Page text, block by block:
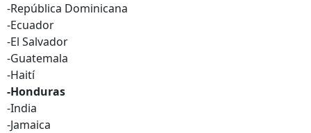
-República Dominicana
-Ecuador
-El Salvador
-Guatemala
-Haití
-Honduras
-India
-Jamaica